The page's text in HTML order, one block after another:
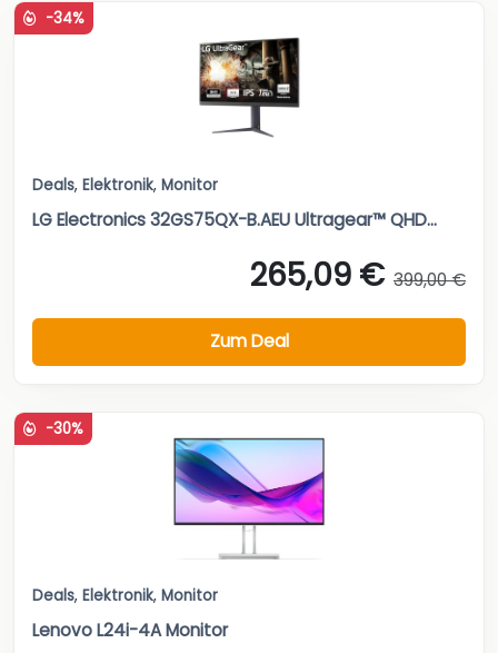
-34%
Deals, Elektronik, Monitor
LG Electronics 32GS75QX-B.AEU Ultragear™ QHD...
265,09 € 399,00 €
Zum Deal
-30%
Deals, Elektronik, Monitor
Lenovo L24i-4A Monitor